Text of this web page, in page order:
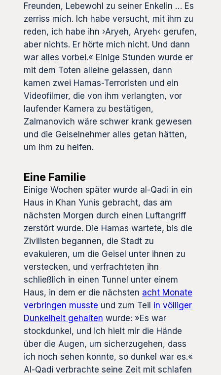
Freunden, Lebewohl zu seiner Enkelin … Es
zerriss mich. Ich habe versucht, mit ihm zu
reden, ich habe ihn ›Aryeh, Aryeh‹ gerufen,
aber nichts. Er hörte mich nicht. Und dann
war alles vorbei.« Einige Stunden wurde er
mit dem Toten alleine gelassen, dann
kamen zwei Hamas-Terroristen und ein
Videofilmer, die von ihm verlangten, vor
laufender Kamera zu bestätigen,
Zalmanovich wäre schwer krank gewesen
und die Geiselnehmer alles getan hätten,
um ihm zu helfen.
Eine Familie
Einige Wochen später wurde al-Qadi in ein
Haus in Khan Yunis gebracht, das am
nächsten Morgen durch einen Luftangriff
zerstört wurde. Die Hamas wartete, bis die
Zivilisten begannen, die Stadt zu
evakuieren, um die Geisel unter ihnen zu
verstecken, und verfrachteten ihn
schließlich in einen Tunnel unter einem
Haus, in dem er die nächsten acht Monate
verbringen musste und zum Teil in völliger
Dunkelheit gehalten wurde: »Es war
stockdunkel, und ich hielt mir die Hände
über die Augen, um sicherzugehen, dass
ich noch sehen konnte, so dunkel war es.«
Al-Qadi verbrachte seine Zeit mit schlafen